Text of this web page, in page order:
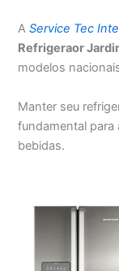
AService Tec
Refrigeraor
modelos
Manter seu
fundamental para
bebidas.